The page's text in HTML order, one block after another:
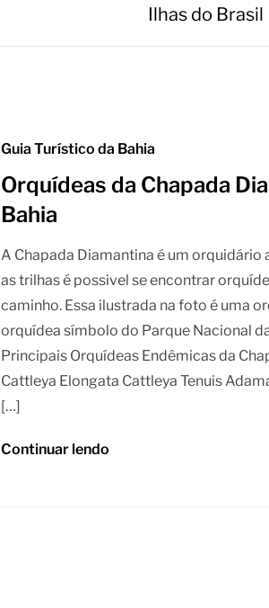
Ilhas do Brasil
Guia Turístico da Bahia
Orquídeas da Chapada
Bahia
A Chapada Diamantina é um orquidário
as trilhas é possivel se encontrar
caminho. Essa ilustrada na foto é uma
orquídea símbolo do Parque Nacional
Principais Orquídeas Endêmicas da
Cattleya Elongata Cattleya Tenuis
[…]
Continuar lendo